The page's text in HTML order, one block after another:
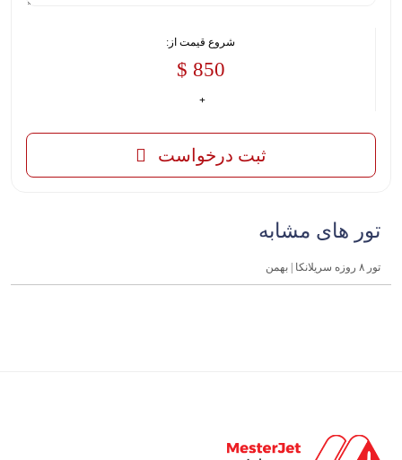
شروع قیمت از:
850 $
ثبت درخواست
تور های مشابه
تور ۸ روزه سریلانکا | بهمن